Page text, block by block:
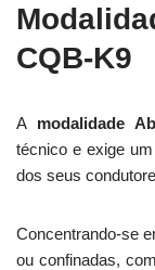
CQB-K9
A modalidade
técnico e exige
dos seus
Concentrando-se
ou confinadas,